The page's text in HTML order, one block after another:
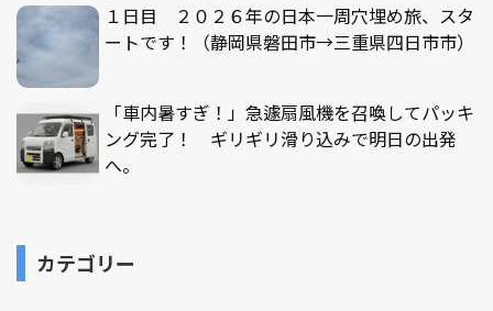
１日目 ２０２６年の日本一周穴埋め旅、スタ
ートです！（静岡県磐田市→三重県四日市市）
「車内暑すぎ！」急遽扇風機を召喚してパッキ
ング完了！ ギリギリ滑り込みで明日の出発
へ。
カテゴリー